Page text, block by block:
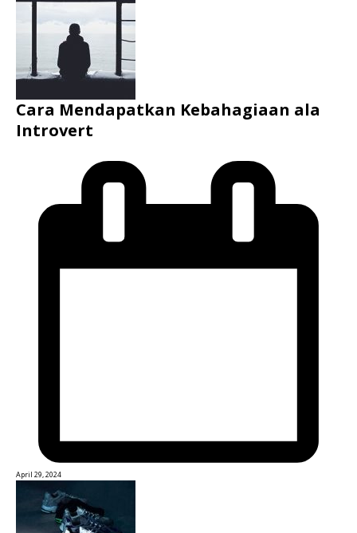
Cara Mendapatkan Kebahagiaan ala
Introvert
April 29, 2024